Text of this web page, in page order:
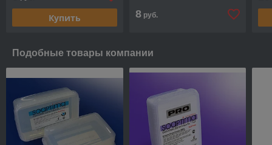
Купить 8руб.
Подобные товары компании